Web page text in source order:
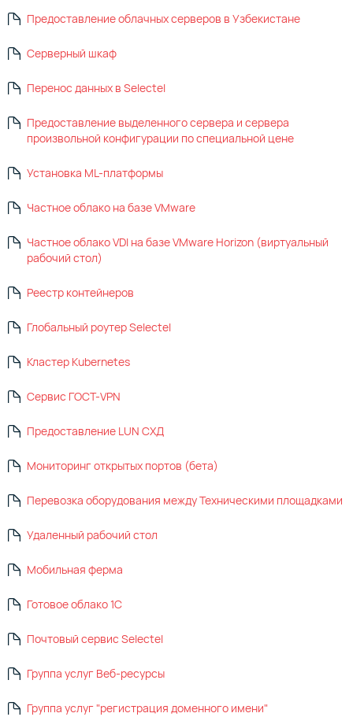
Предоставление облачных серверов в Узбекистане
Серверный шкаф
Перенос данных в Selectel
Предоставление выделенного сервера и сервера
произвольной конфигурации по специальной цене
Установка ML-платформы
Частное облако на базе VMware
Частное облако VDI на базе VMware Horizon (виртуальный
рабочий стол)
Реестр контейнеров
Глобальный роутер Selectel
Кластер Kubernetes
Сервис ГОСТ-VPN
Предоставление LUN СХД
Мониторинг открытых портов (бета)
Перевозка оборудования между Техническими площадками
Удаленный рабочий стол
Мобильная ферма
Готовое облако 1С
Почтовый сервис Selectel
Группа услуг Веб-ресурсы
Группа услуг "регистрация доменного имени"